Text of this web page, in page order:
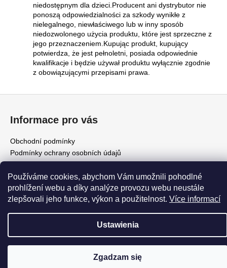
Používáme cookies, abychom Vám umožnili pohodlné
prohlížení webu a díky analýze provozu webu neustále
zlepšovali jeho funkce, výkon a použitelnost. Více informací
Ustawienia
Zgadzam się
niedostępnym dla dzieci.Producent ani dystrybutor nie
ponoszą odpowiedzialności za szkody wynikłe z
nielegalnego, niewłaściwego lub w inny sposób
niedozwolonego użycia produktu, które jest sprzeczne z
jego przeznaczeniem.Kupując produkt, kupujący
potwierdza, że jest pełnoletni, posiada odpowiednie
kwalifikacje i będzie używał produktu wyłącznie zgodnie
z obowiązującymi przepisami prawa.
a
Informace pro vás
Obchodní podmínky
Podmínky ochrany osobních údajů
Opracował Shoptet
Copyright 2026HHC LIFE. Wszystkie prawa zastrzeżone.Edytuj